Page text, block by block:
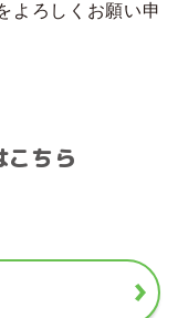
よろしくお願い申
こちら